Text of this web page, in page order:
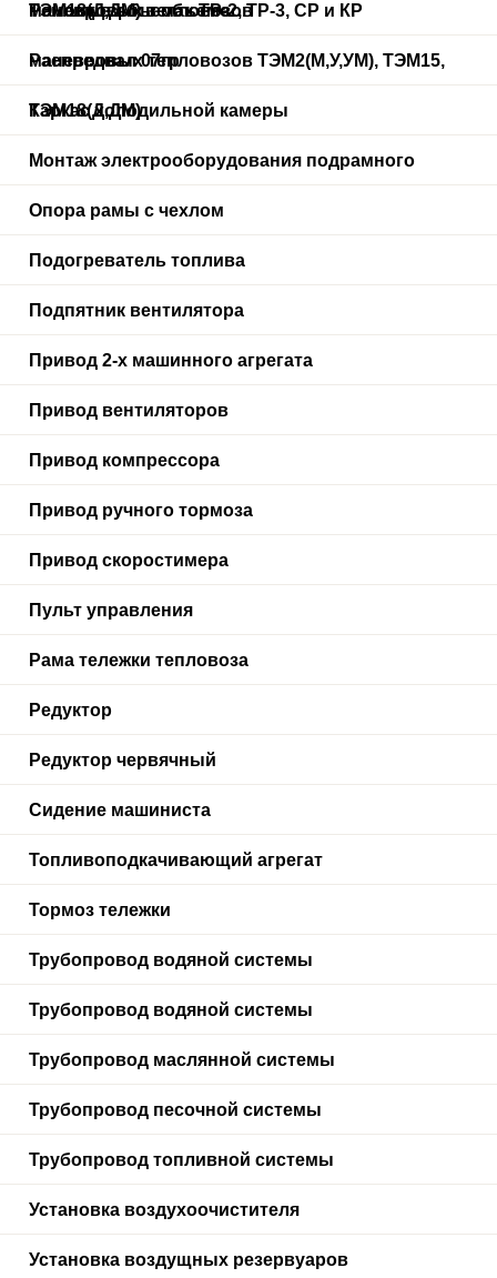
ТЭМ18(Д,ДМ) в объеме
маневровых тепловозов
Ремонт в объемах ТР-2, ТР-3, СР и КР
маневровых тепловозов ТЭМ2(М,У,УМ), ТЭМ15,
ТЭМ18(Д,ДМ)
Распредвал 07гр
Каркас холодильной камеры
Монтаж электрооборудования подрамного
Опора рамы с чехлом
Подогреватель топлива
Подпятник вентилятора
Привод 2-х машинного агрегата
Привод вентиляторов
Привод компрессора
Привод ручного тормоза
Привод скоростимера
Пульт управления
Рама тележки тепловоза
Редуктор
Редуктор червячный
Сидение машиниста
Топливоподкачивающий агрегат
Тормоз тележки
Трубопровод водяной системы
Трубопровод водяной системы
Трубопровод маслянной системы
Трубопровод песочной системы
Трубопровод топливной системы
Установка воздухоочистителя
Установка воздущных резервуаров